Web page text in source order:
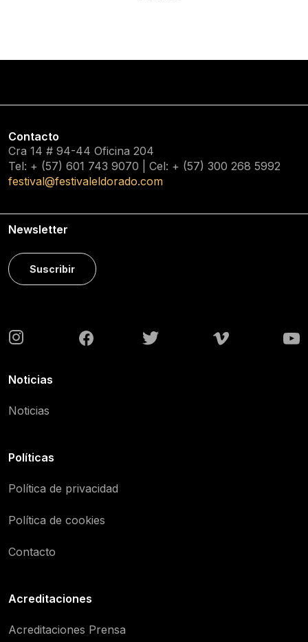
Contacto
Cra 14 # 94-44 Oficina 204
Tel: + (57) 601 743 9070 | Cel: + (57) 300 268 5992
festival@festivaleldorado.com
Newsletter
Suscribir
Noticias
Noticias
Políticas
Política de privacidad
Política de cookies
Contacto
Acreditaciones
Acreditaciones Prensa